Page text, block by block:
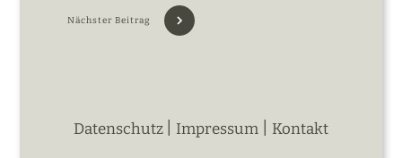
Nächster Beitrag
Datenschutz Impressum Kontakt